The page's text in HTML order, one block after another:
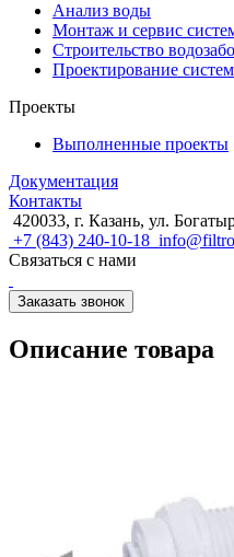
Анализ воды
Монтаж и сервис
Строительство
Проектирование
Проекты
Выполненные проекты
Документация
Контакты
420033, г. Казань, ул.
+7 (843) 240-10-18
Связаться с нами
Заказать звонок
Описание товара